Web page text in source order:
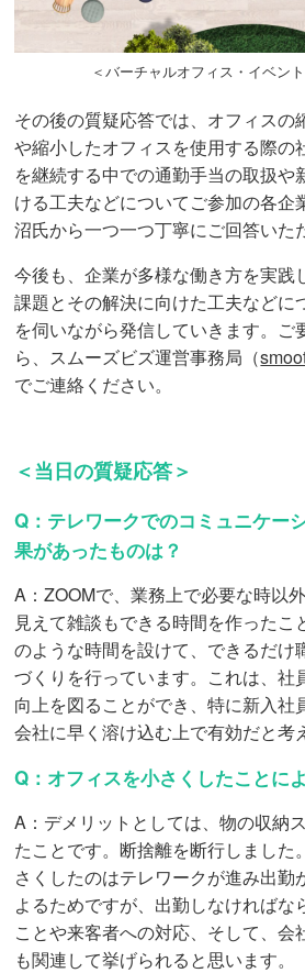
＜バーチャルオフィス・イベン
その後の質疑応答では、オフィスの
や縮小したオフィスを使用する際の
を継続する中での通勤手当の取扱や
ける工夫などについてご参加の各企
沼氏から一つ一つ丁寧にご回答いた
今後も、企業が多様な働き方を実践
課題とその解決に向けた工夫などに
を伺いながら発信していきます。ご
ら、スムーズビズ運営事務局（
でご連絡ください。
＜当日の質疑応答＞
Q：テレワークでのコミュニケー
果があったものは？
A：ZOOMで、業務上で必要な時以
見えて雑談もできる時間を作ったこ
のような時間を設けて、できるだけ
づくりを行っています。これは、社
向上を図ることができ、特に新入社
会社に早く溶け込む上で有効だと考
Q：オフィスを小さくしたことに
A：デメリットとしては、物の収納
たことです。断捨離を断行しました
さくしたのはテレワークが進み出勤
よるためですが、出勤しなければな
ことや来客者への対応、そして、会
も関連して挙げられると思います。